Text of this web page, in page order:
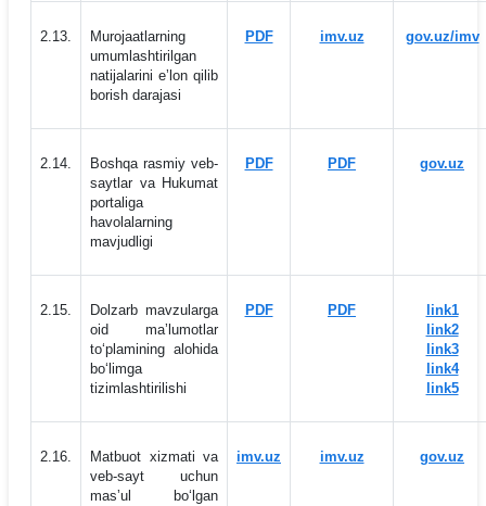
2.13.
Murojaatlarning
umumlashtirilgan
natijalarini eʼlon qilib
borish darajasi
PDF imv.uz gov.uz/imv
2.14.
Boshqa rasmiy veb-
saytlar va Hukumat
portaliga
havolalarning
mavjudligi
PDF PDF gov.uz
2.15.
Dolzarb mavzularga
oid maʼlumotlar
to‘plamining alohida
bo‘limga
tizimlashtirilishi
PDF PDF
link1
link2
link3
link4
link5
2.16.
Matbuot xizmati va
veb-sayt uchun
masʼul bo‘lgan
imv.uz imv.uz gov.uz